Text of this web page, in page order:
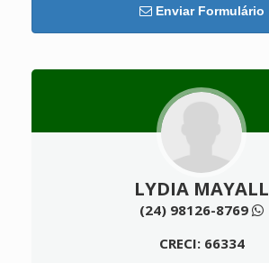
Enviar Formulário
LYDIA MAYALL
(24) 98126-8769
CRECI: 66334